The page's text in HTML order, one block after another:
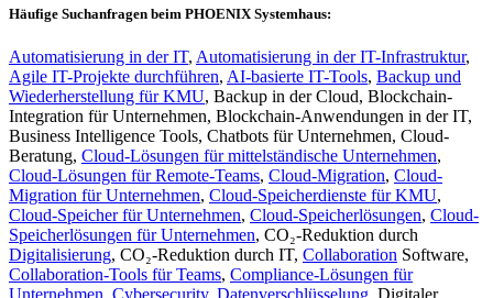
Häufige Suchanfragen beim PHOENIX Systemhaus:
Automatisierung in der IT, Automatisierung in der IT-Infrastruktur,
Agile IT-Projekte durchführen, AI-basierte IT-Tools, Backup und
Wiederherstellung für KMU, Backup in der Cloud, Blockchain-
Integration für Unternehmen, Blockchain-Anwendungen in der IT,
Business Intelligence Tools, Chatbots für Unternehmen, Cloud-
Beratung, Cloud-Lösungen für mittelständische Unternehmen,
Cloud-Lösungen für Remote-Teams, Cloud-Migration, Cloud-
Migration für Unternehmen, Cloud-Speicherdienste für KMU,
Cloud-Speicher für Unternehmen, Cloud-Speicherlösungen, Cloud-
Speicherlösungen für Unternehmen, CO₂-Reduktion durch
Digitalisierung, CO₂-Reduktion durch IT, Collaboration Software,
Collaboration-Tools für Teams, Compliance-Lösungen für